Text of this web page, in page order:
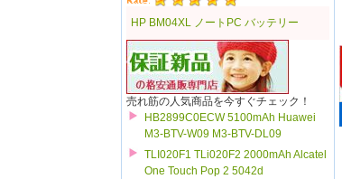
HP BM04XL ノートPC バッテリー
売れ筋の人気商品を今すぐチェック！
HB2899C0ECW 5100mAh Huawei
M3-BTV-W09 M3-BTV-DL09
TLI020F1 TLi020F2 2000mAh Alcatel
One Touch Pop 2 5042d